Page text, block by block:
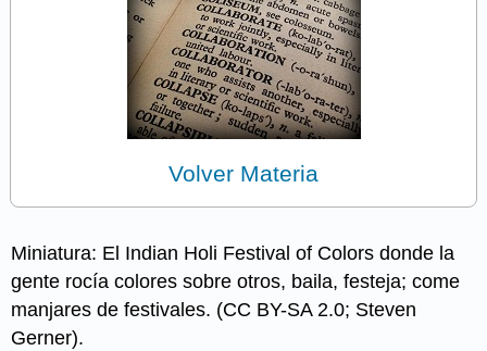
Volver Materia
Miniatura: El Indian Holi Festival of Colors donde la
gente rocía colores sobre otros, baila, festeja; come
manjares de festivales. (CC BY-SA 2.0; Steven
Gerner).